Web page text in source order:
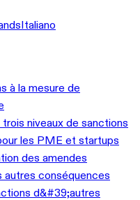
Italiano
à la mesure de
niveaux de sanctions
les PME et startups
des amendes
autres conséquences
d&#39;autres